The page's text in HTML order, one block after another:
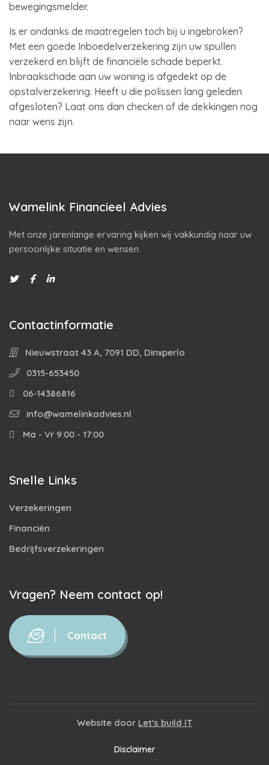
bewegingsmelder.
Is er ondanks de maatregelen toch bij u ingebroken?
Met een goede Inboedelverzekering zijn uw spullen
verzekerd en blijft de financiële schade beperkt.
Inbraakschade aan uw woning is afgedekt op de
opstalverzekering. Heeft u die polissen lang geleden
afgesloten? Laat ons dan checken of de dekkingen nog
naar wens zijn.
Wamelink Financieel Advies
Met onze jarenlange ervaring kijken wij vakkundig naar uw
persoonlijke situatie en wensen.
Contactinformatie
Nieuwstraat 43 A, 7091 DD, Dinxperlo
0315-653450
06-14386816
info@wamelinkadvies.nl
Ma - Vr 9:00 - 17:00
Snelle Links
Verzekeringen
Financiën
Bedrijfsverzekeringen
Vragen? Neem contact op!
Contact
Website door Let's build IT
Disclaimer